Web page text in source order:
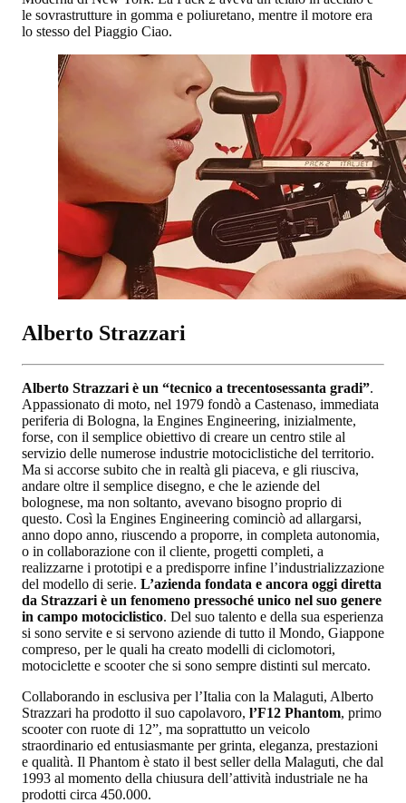
le sovrastrutture in gomma e poliuretano, mentre il motore era
lo stesso del Piaggio Ciao.
Alberto Strazzari
Alberto Strazzari è un “tecnico a trecentosessanta gradi”.
Appassionato di moto, nel 1979 fondò a Castenaso, immediata
periferia di Bologna, la Engines Engineering, inizialmente,
forse, con il semplice obiettivo di creare un centro stile al
servizio delle numerose industrie motociclistiche del territorio.
Ma si accorse subito che in realtà gli piaceva, e gli riusciva,
andare oltre il semplice disegno, e che le aziende del
bolognese, ma non soltanto, avevano bisogno proprio di
questo. Così la Engines Engineering cominciò ad allargarsi,
anno dopo anno, riuscendo a proporre, in completa autonomia,
o in collaborazione con il cliente, progetti completi, a
realizzarne i prototipi e a predisporre infine l’industrializzazione
del modello di serie. L’azienda fondata e ancora oggi diretta
da Strazzari è un fenomeno pressoché unico nel suo genere
in campo motociclistico. Del suo talento e della sua esperienza
si sono servite e si servono aziende di tutto il Mondo, Giappone
compreso, per le quali ha creato modelli di ciclomotori,
motociclette e scooter che si sono sempre distinti sul mercato.
Collaborando in esclusiva per l’Italia con la Malaguti, Alberto
Strazzari ha prodotto il suo capolavoro, l’F12 Phantom, primo
scooter con ruote di 12”, ma soprattutto un veicolo
straordinario ed entusiasmante per grinta, eleganza, prestazioni
e qualità. Il Phantom è stato il best seller della Malaguti, che dal
1993 al momento della chiusura dell’attività industriale ne ha
prodotti circa 450.000.